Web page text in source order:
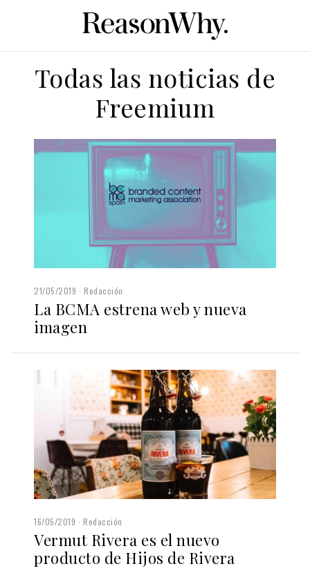
Todas las noticias de
Freemium
21/05/2019 Redacción
La BCMA estrena web y nueva
imagen
16/05/2019 Redacción
Vermut Rivera es el nuevo
producto de Hijos de Rivera